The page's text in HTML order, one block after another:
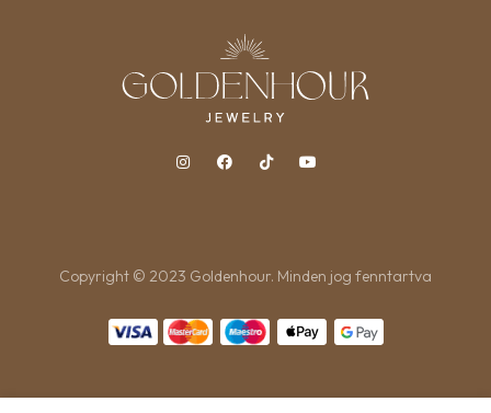
Copyright © 2023 Goldenhour. Minden jog fenntartva